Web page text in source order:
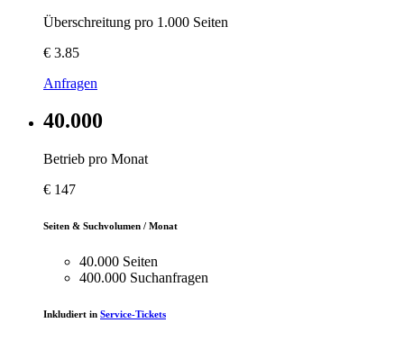
Überschreitung pro 1.000 Seiten
€ 3.85
Anfragen
40.000
Betrieb pro Monat
€ 147
Seiten & Suchvolumen / Monat
40.000 Seiten
400.000 Suchanfragen
Inkludiert in Service-Tickets